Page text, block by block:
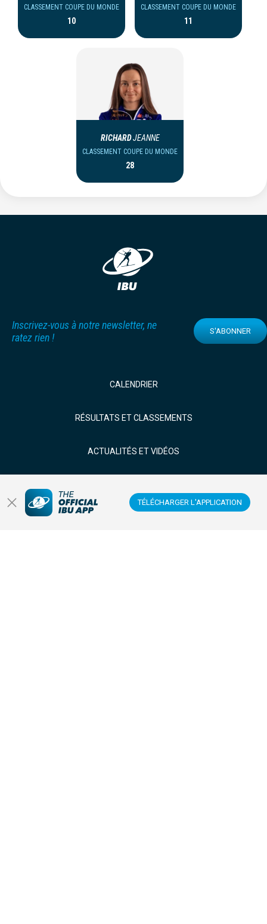
CLASSEMENT COUPE DU MONDE
10
CLASSEMENT COUPE DU MONDE
11
RICHARDJEANNE
CLASSEMENT COUPE DU MONDE
28
TÉLÉCHARGER L'APPLICATION
Inscrivez-vous à notre newsletter, ne
ratez rien !
S'ABONNER
CALENDRIER
RÉSULTATS ET CLASSEMENTS
ACTUALITÉS ET VIDÉOS